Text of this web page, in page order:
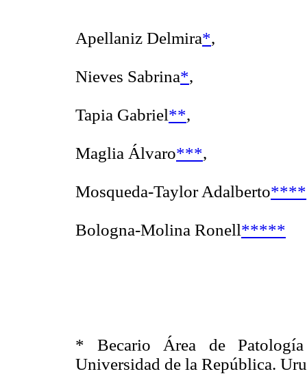
Apellaniz Delmira*,
Nieves Sabrina*,
Tapia Gabriel**,
Maglia Álvaro***,
Mosqueda-Taylor Adalberto****
Bologna-Molina Ronell*****
* Becario Área de
Universidad de la República.